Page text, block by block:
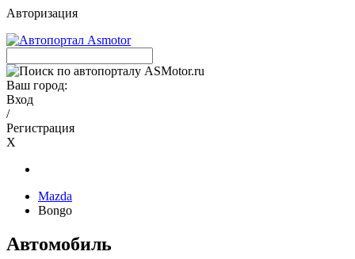
Авторизация
Ваш город:
Вход
/
Регистрация
X
Mazda
Bongo
Автомобиль